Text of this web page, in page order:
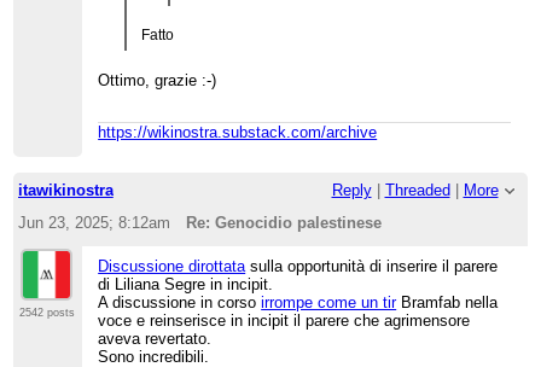
Fatto
Ottimo, grazie :-)
https://wikinostra.substack.com/archive
itawikinostra Reply| Threaded
More
Jun 23, 2025; 8:12am
Re: Genocidio palestinese
2542 posts
Discussione dirottata sulla opportunità di inserire il parere
di Liliana Segre in incipit.
A discussione in corsoirrompe come un tirBramfab nella
voce e reinserisce in incipit il parere che agrimensore
aveva revertato.
Sono incredibili.